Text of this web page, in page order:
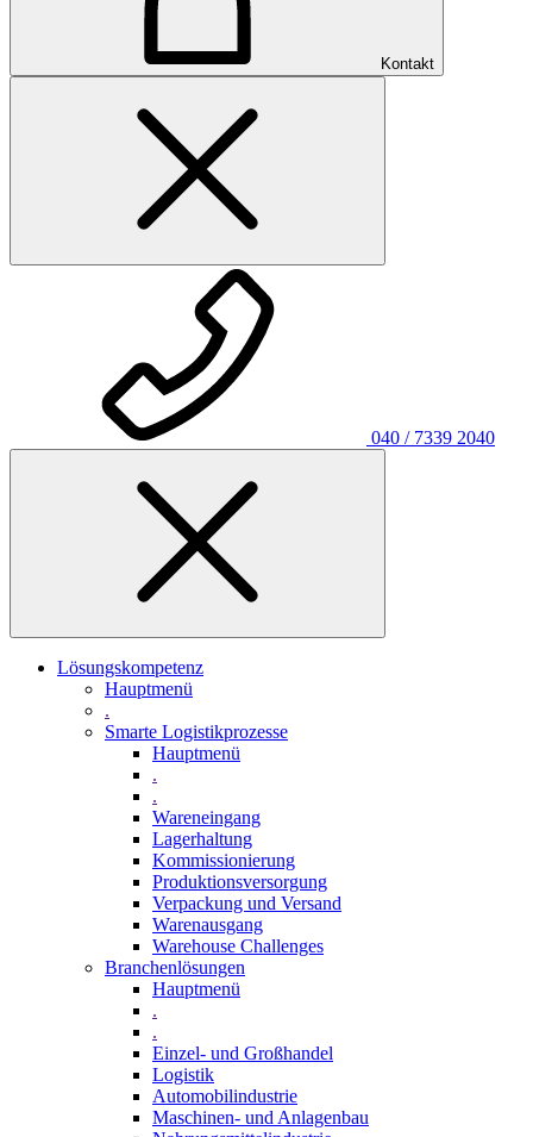
Kontakt
040 / 7339 2040
Lösungskompetenz
Hauptmenü
.
Smarte Logistikprozesse
Hauptmenü
.
.
Wareneingang
Lagerhaltung
Kommissionierung
Produktionsversorgung
Verpackung und Versand
Warenausgang
Warehouse Challenges
Branchenlösungen
Hauptmenü
.
.
Einzel- und Großhandel
Logistik
Automobilindustrie
Maschinen- und Anlagenbau